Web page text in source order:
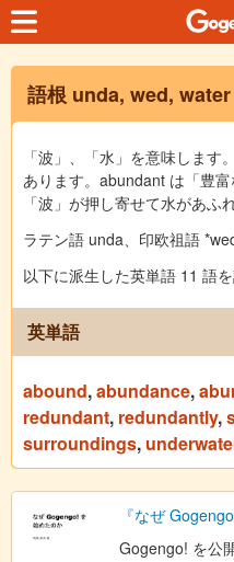
語根 unda, wed, water
「波」、「水」を意味しま
あります。abundant は「豊
「波」が押し寄せて水があふ
ラテン語 unda、印欧祖語
以下に派生した英単語 11 語を
英単語
abound,abundance,
redundant, redundantly,
surroundings,
『なぜ
Gogengo! を公